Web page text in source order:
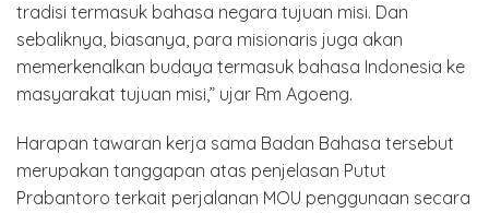
tradisi termasuk bahasa negara tujuan misi. Dan
sebaliknya, biasanya, para misionaris juga akan
memerkenalkan budaya termasuk bahasa Indonesia ke
masyarakat tujuan misi,” ujar Rm Agoeng.
Harapan tawaran kerja sama Badan Bahasa tersebut
merupakan tanggapan atas penjelasan Putut
Prabantoro terkait perjalanan MOU penggunaan secara